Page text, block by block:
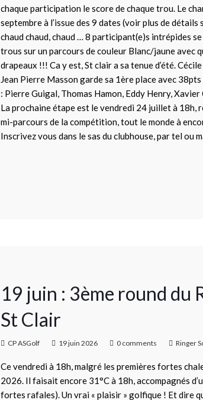
chaque participation le score de chaque trou. Le
septembre à l’issue des 9 dates (voir plus de détails
chaud chaud, chaud … 8 participant(e)s intrépides
trous sur un parcours de couleur Blanc/jaune avec
drapeaux !!! Ca y est, St clair a sa tenue d’été.
Jean Pierre Masson garde sa 1ère place avec
: Pierre Guigal, Thomas Hamon, Eddy Henry,
La prochaine étape est le vendredi 24 juillet à 18h,
mi-parcours de la compétition, tout le monde à
Inscrivez vous dans le sas du clubhouse, par tel ou
19 juin : 3ème round du
St Clair
CP ASGolf 19 juin 2026 0 comments Ringer
Ce vendredi à 18h, malgré les premières fortes
2026. Il faisait encore 31°C à 18h, accompagnés
fortes rafales). Un vrai « plaisir » golfique ! Et dire